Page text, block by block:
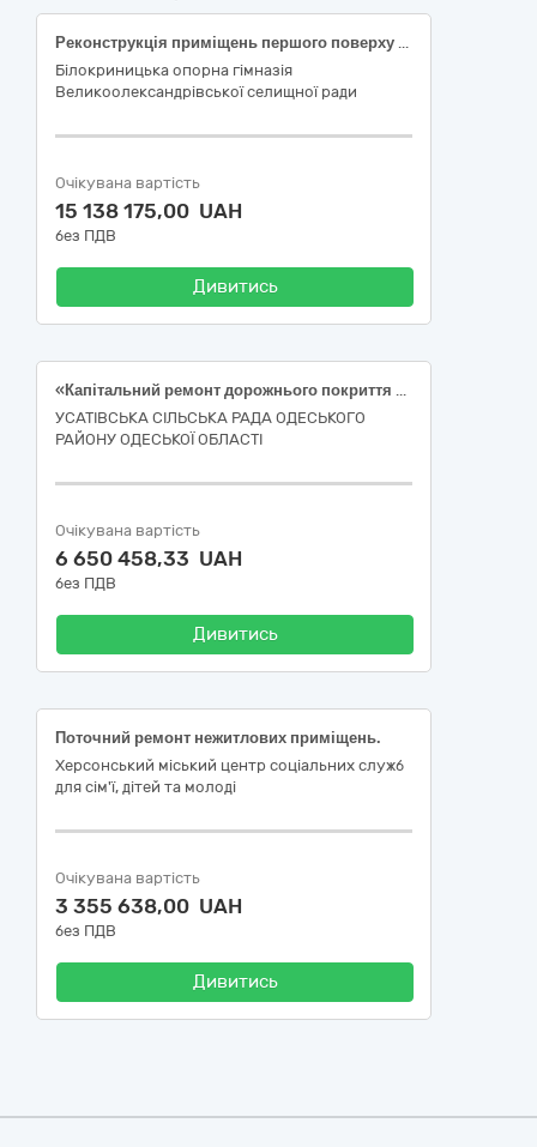
Реконструкція приміщень першого поверху під влаштування харчоблоку з базовою кухнею Білокриницької опорної гімназії Великоолександрівської селищної ради за адресою: Херсонська область, Бериславський район, селище Біла Криниця, вулиця Шкільна, 48
Білокриницька опорна гімназія
Великоолександрівської селищної ради
Очікувана вартість
15 138 175,00 UAH
без ПДВ
Дивитись
«Капітальний ремонт дорожнього покриття від будинку №17 по вул. Висока до вул. Лисенка №12-Б в с. Усатове Одеського району Одеської області. Коригування.»
УСАТІВСЬКА СІЛЬСЬКА РАДА ОДЕСЬКОГО
РАЙОНУ ОДЕСЬКОЇ ОБЛАСТІ
Очікувана вартість
6 650 458,33 UAH
без ПДВ
Дивитись
Поточний ремонт нежитлових приміщень.
Херсонський міський центр соціальних служб
для сім'ї, дітей та молоді
Очікувана вартість
3 355 638,00 UAH
без ПДВ
Дивитись